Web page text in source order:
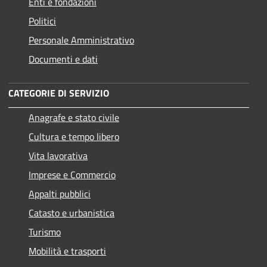
Politici
Personale Amministrativo
Documenti e dati
CATEGORIE DI SERVIZIO
Anagrafe e stato civile
Cultura e tempo libero
Vita lavorativa
Imprese e Commercio
Appalti pubblici
Catasto e urbanistica
Turismo
Mobilità e trasporti